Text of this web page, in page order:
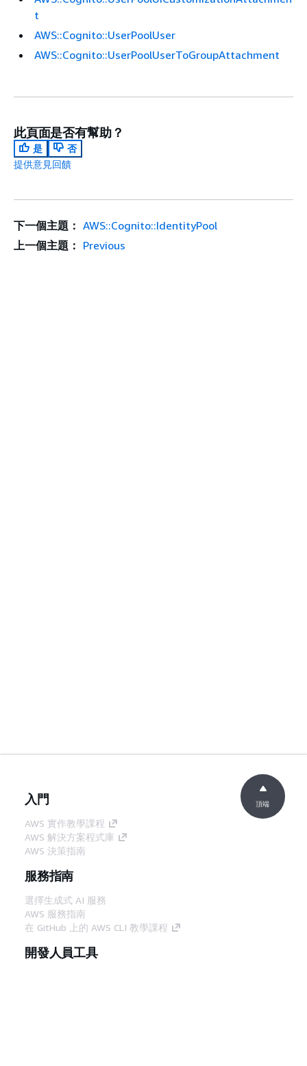
t
AWS::Cognito::UserPoolUser
AWS::Cognito::UserPoolUserToGroupAttachment
此頁面是否有幫助？
是
否
提供意見回饋
下一個主題： AWS::Cognito::IdentityPool
上一個主題： Previous
入門
AWS 實作教學課程
AWS 解決方案程式庫
AWS 決策指南
服務指南
選擇生成式 AI 服務
AWS 服務指南
在 GitHub 上的 AWS CLI 教學課程
開發人員工具
頂端